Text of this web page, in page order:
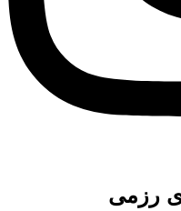
رزمی